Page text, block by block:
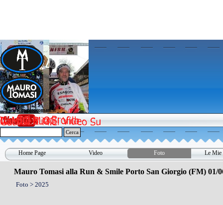
www.maurotomasi.it
www.maurotomasi.it
Cerca
Home Page Video ▼
Foto Le Mie
Mauro Tomasi alla Run & Smile Porto San Giorgio (FM) 01/
Foto > 2025